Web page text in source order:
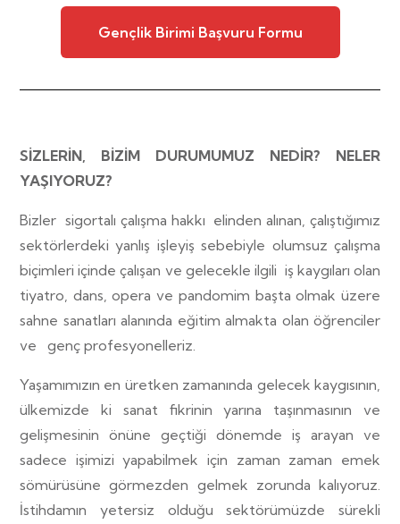
Gençlik Birimi Başvuru Formu
SİZLERİN, BİZİM DURUMUMUZ NEDİR? NELER
YAŞIYORUZ?
Bizler sigortalı çalışma hakkı elinden alınan, çalıştığımız
sektörlerdeki yanlış işleyiş sebebiyle olumsuz çalışma
biçimleri içinde çalışan ve gelecekle ilgili iş kaygıları olan
tiyatro, dans, opera ve pandomim başta olmak üzere
sahne sanatları alanında eğitim almakta olan öğrenciler
ve
genç profesyonelleriz.
Yaşamımızın en üretken zamanında gelecek kaygısının,
ülkemizde ki sanat fikrinin yarına taşınmasının ve
gelişmesinin önüne geçtiği dönemde iş arayan ve
sadece işimizi yapabilmek için zaman zaman emek
sömürüsüne görmezden gelmek zorunda kalıyoruz.
İstihdamın yetersiz olduğu sektörümüzde sürekli